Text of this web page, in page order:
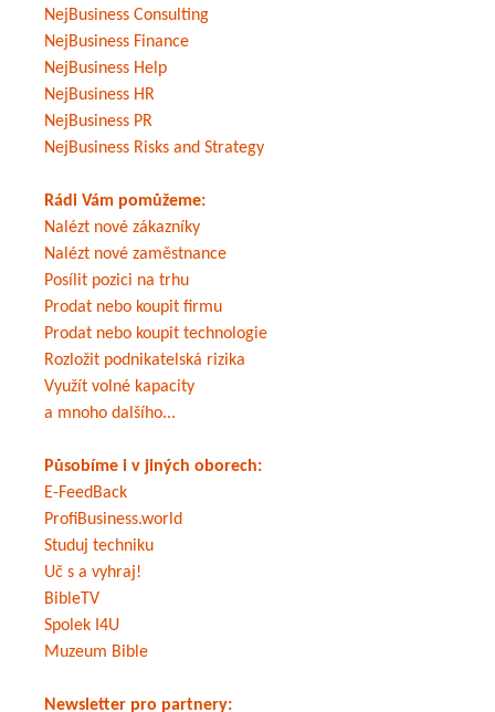
NejBusiness Consulting
NejBusiness Finance
NejBusiness Help
NejBusiness HR
NejBusiness PR
NejBusiness Risks and Strategy
Rádi Vám pomůžeme:
Nalézt nové zákazníky
Nalézt nové zaměstnance
Posílit pozici na trhu
Prodat nebo koupit firmu
Prodat nebo koupit technologie
Rozložit podnikatelská rizika
Využít volné kapacity
a mnoho dalšího...
Působíme i v jiných oborech:
E-FeedBack
ProfiBusiness.world
Studuj techniku
Uč s a vyhraj!
BibleTV
Spolek I4U
Muzeum Bible
Newsletter pro partnery: